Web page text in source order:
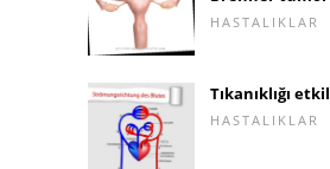
HASTALIKLAR
Tıkanıklığı
HASTALIKLAR